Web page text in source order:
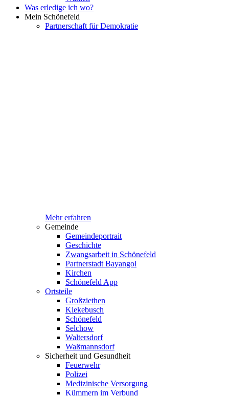
Was erledige ich wo?
Mein Schönefeld
Partnerschaft für Demokratie
Mehr erfahren
Gemeinde
Gemeindeportrait
Geschichte
Zwangsarbeit in Schönefeld
Partnerstadt Bayangol
Kirchen
Schönefeld App
Ortsteile
Großziethen
Kiekebusch
Schönefeld
Selchow
Waltersdorf
Waßmannsdorf
Sicherheit und Gesundheit
Feuerwehr
Polizei
Medizinische Versorgung
Kümmern im Verbund